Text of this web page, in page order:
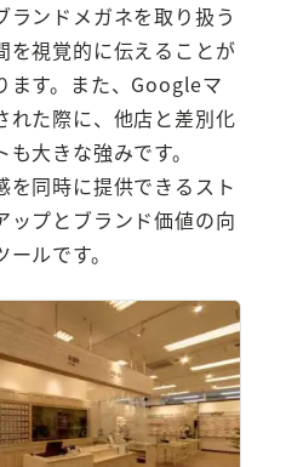
ンドメガネを取り扱う
を視覚的に伝えることが
ます。また、Googleマ
れた際に、他店と差別化
大きな強みです。
を同時に提供できるスト
ップとブランド価値の向
ルです。